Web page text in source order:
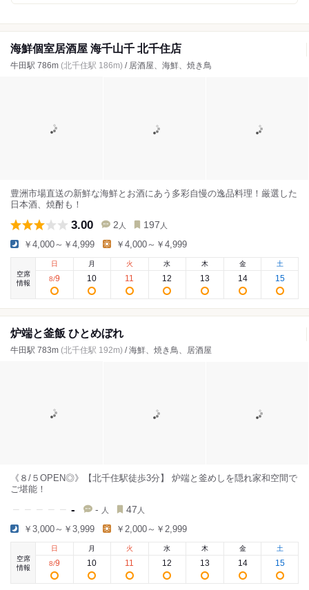
海鮮個室居酒屋 海千山千 北千住店
牛田駅 786m (北千住駅 186m) / 居酒屋、海鮮、焼き鳥
豊洲市場直送の新鮮な海鮮とお酒にあう多彩自慢の逸品料理！厳選した
日本酒、焼酎も！
3.00 2 人 197 人
￥4,000～￥4,999 ￥4,000～￥4,999
空席
情報
日
8/9
月
10
火
11
水
12
木
13
金
14
土
15
炉端と釜飯 ひとめぼれ
牛田駅 783m (北千住駅 192m) / 海鮮、焼き鳥、居酒屋
《８/５OPEN◎》【北千住駅徒歩3分】 炉端と釜めしを隠れ家和空間で
ご堪能！
- - 人 47 人
￥3,000～￥3,999 ￥2,000～￥2,999
空席
情報
日
8/9
月
10
火
11
水
12
木
13
金
14
土
15